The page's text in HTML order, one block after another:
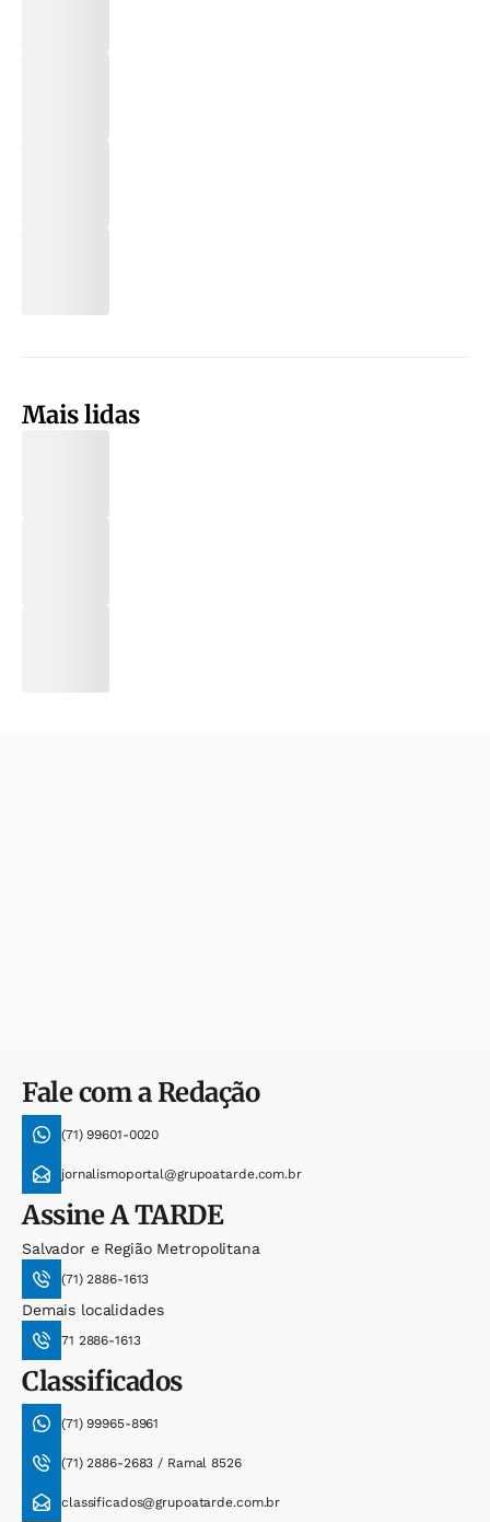
Mais lidas
Fale com a Redação
(71) 99601-0020
jornalismoportal@grupoatarde.com.br
AssineA TARDE
Salvador e Região Metropolitana
(71) 2886-1613
Demais localidades
71 2886-1613
Classificados
(71) 99965-8961
(71) 2886-2683 / Ramal 8526
classificados@grupoatarde.com.br